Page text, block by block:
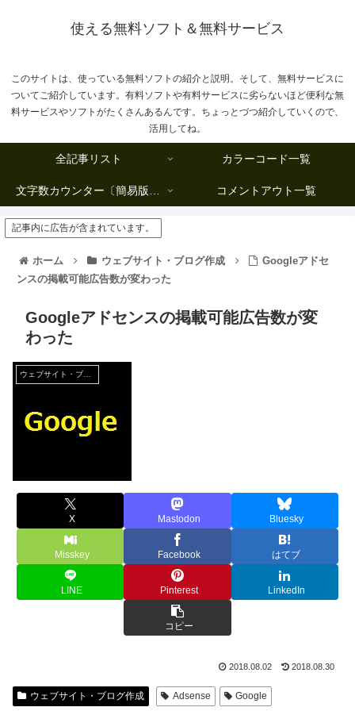
使える無料ソフト＆無料サービス
このサイトは、使っている無料ソフトの紹介と説明。そして、無料サービスに
ついてご紹介しています。有料ソフトや有料サービスに劣らないほど便利な無
料サービスやソフトがたくさんあるんです。ちょっとづつ紹介していくので、
活用してね。
全記事リスト カラーコード一覧
文字数カウンター〔簡易版複数行タイプ〕 コメントアウト一覧
記事内に広告が含まれています。
ホーム ウェブサイト・ブログ作成
Googleアドセ
ンスの掲載可能広告数が変わった
Googleアドセンスの掲載可能広告数が変
わった
ウェブサイト・ブログ作成
X Mastodon Bluesky
Misskey Facebook はてブ
LINE Pinterest LinkedIn
コピー
2018.08.02 2018.08.30
ウェブサイト・ブログ作成 Adsense Google